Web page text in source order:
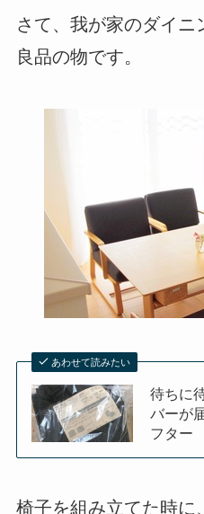
さて、我が家のダイニ
良品の物です。
あわせて読みたい
待ちに
バーが
フター
椅子を組み立てた時に